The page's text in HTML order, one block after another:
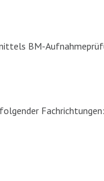
BM-
Fachrichtungen: